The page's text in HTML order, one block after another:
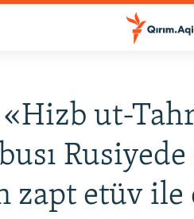
«Hizb ut-
zapt etüv ile